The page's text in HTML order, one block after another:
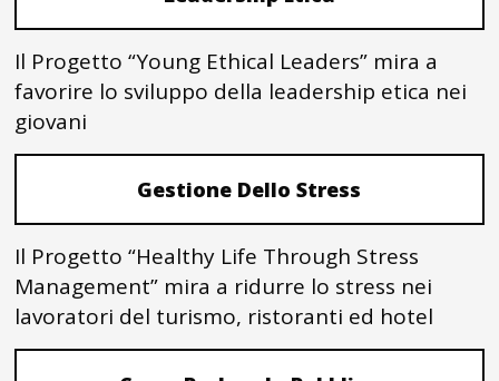
Il Progetto “Young Ethical Leaders” mira a
favorire lo sviluppo della leadership etica nei
giovani
Gestione Dello Stress
Il Progetto “Healthy Life Through Stress
Management” mira a ridurre lo stress nei
lavoratori del turismo, ristoranti ed hotel